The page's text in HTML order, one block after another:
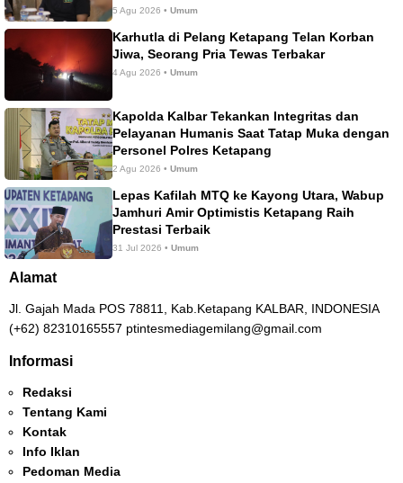
5 Agu 2026 • Umum
Karhutla di Pelang Ketapang Telan Korban
Jiwa, Seorang Pria Tewas Terbakar
4 Agu 2026 • Umum
Kapolda Kalbar Tekankan Integritas dan
Pelayanan Humanis Saat Tatap Muka dengan
Personel Polres Ketapang
2 Agu 2026 • Umum
Lepas Kafilah MTQ ke Kayong Utara, Wabup
Jamhuri Amir Optimistis Ketapang Raih
Prestasi Terbaik
31 Jul 2026 • Umum
Alamat
Jl. Gajah Mada POS 78811, Kab.Ketapang KALBAR, INDONESIA
(+62) 82310165557 ptintesmediagemilang@gmail.com
Informasi
Redaksi
Tentang Kami
Kontak
Info Iklan
Pedoman Media